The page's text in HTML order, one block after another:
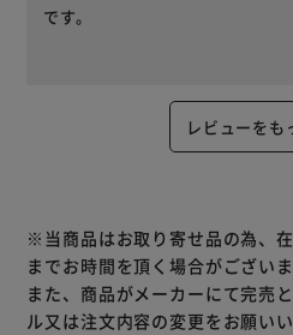
です。
レビューをも
※当商品はお取り寄せ品の為、
までお時間を頂く場合がございま
また、商品がメーカーにて完売
ル又は注文内容の変更をお願い